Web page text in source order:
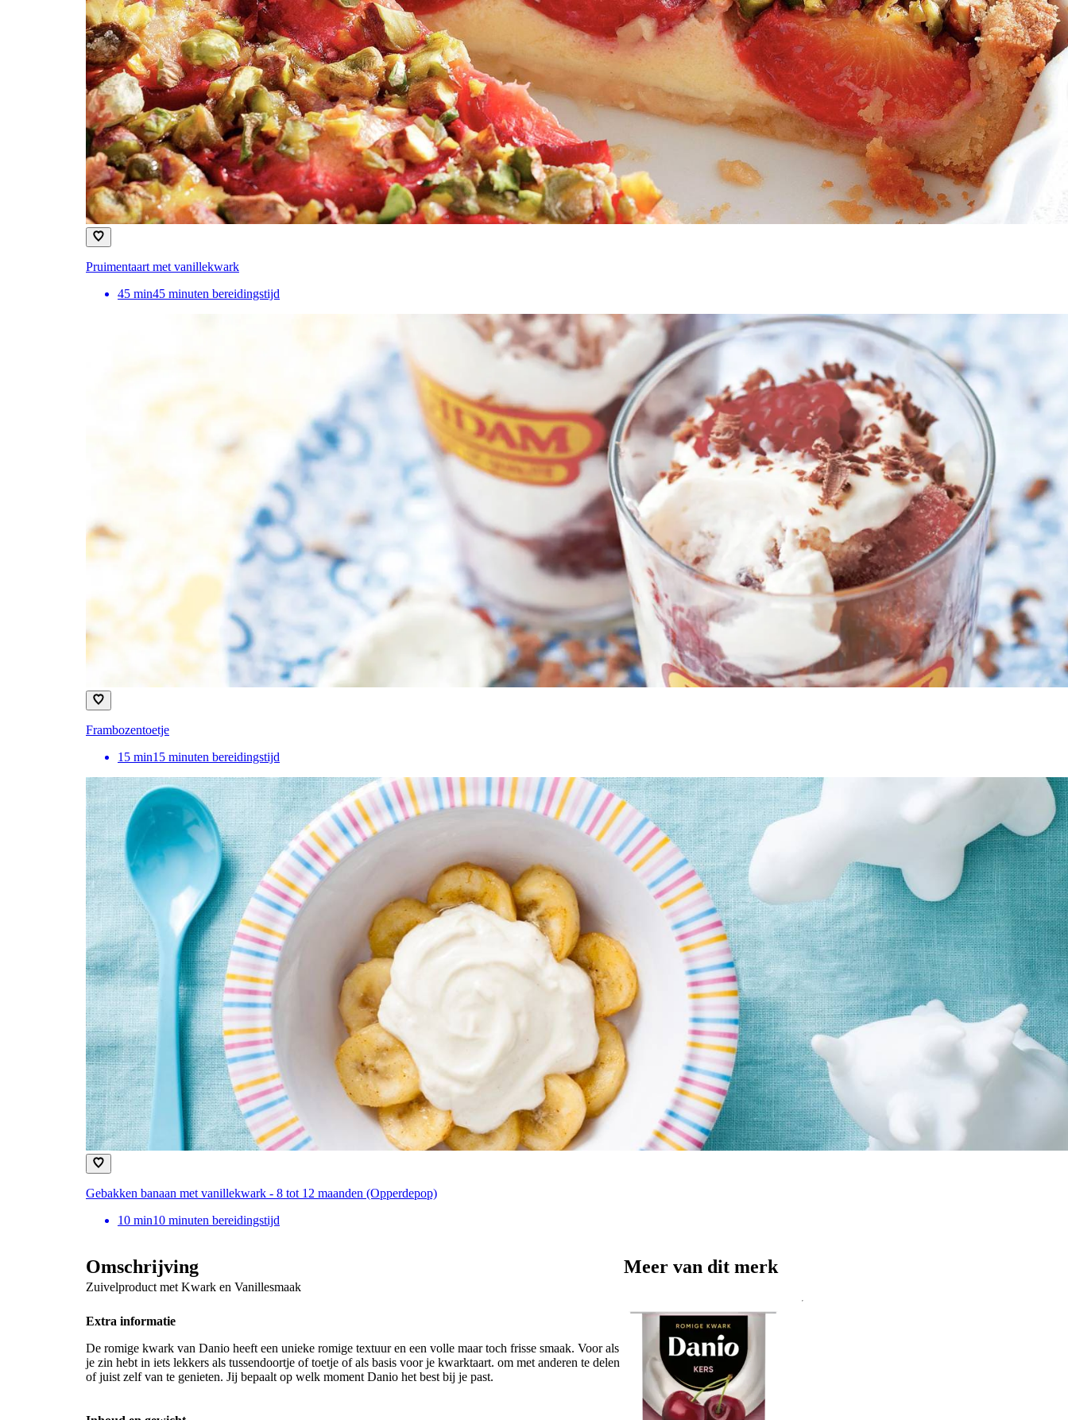
Pruimentaart met vanillekwark
45 min45 minuten bereidingstijd
Frambozentoetje
15 min15 minuten bereidingstijd
Gebakken banaan met vanillekwark - 8 tot 12 maanden (Opperdepop)
10 min10 minuten bereidingstijd
Omschrijving
Zuivelproduct met Kwark en Vanillesmaak
Extra informatie
De romige kwark van Danio heeft een unieke romige textuur en een volle maar toch frisse smaak. Voor als
je zin hebt in iets lekkers als tussendoortje of toetje of als basis voor je kwarktaart. om met anderen te delen
of juist zelf van te genieten. Jij bepaalt op welk moment Danio het best bij je past.
Meer van dit merk